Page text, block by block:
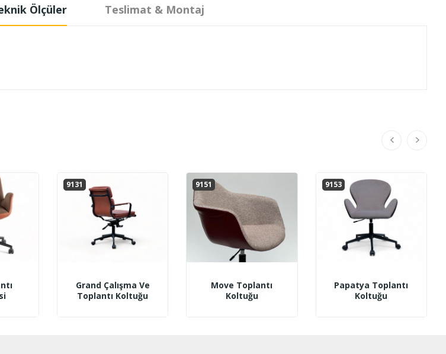
Ölçüler Teslimat & Montaj
9131
Grand Çalışma Ve
Toplantı Koltuğu
9151
Move Toplantı
Koltuğu
9153
Papatya Toplantı
Koltuğu